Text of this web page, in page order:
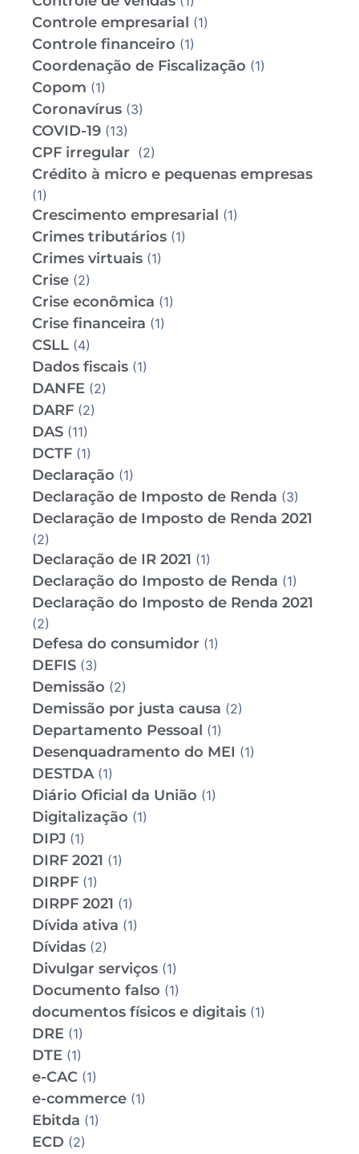
Controle empresarial (1)
Controle financeiro (1)
Coordenação de Fiscalização (1)
Copom (1)
Coronavírus (3)
COVID-19 (13)
CPF irregular (2)
Crédito à micro e pequenas empresas
(1)
Crescimento empresarial (1)
Crimes tributários (1)
Crimes virtuais (1)
Crise (2)
Crise econômica (1)
Crise financeira (1)
CSLL (4)
Dados fiscais (1)
DANFE (2)
DARF (2)
DAS (11)
DCTF (1)
Declaração (1)
Declaração de Imposto de Renda (3)
Declaração de Imposto de Renda 2021
(2)
Declaração de IR 2021 (1)
Declaração do Imposto de Renda (1)
Declaração do Imposto de Renda 2021
(2)
Defesa do consumidor (1)
DEFIS (3)
Demissão (2)
Demissão por justa causa (2)
Departamento Pessoal (1)
Desenquadramento do MEI (1)
DESTDA(1)
Diário Oficial da União (1)
Digitalização (1)
DIPJ (1)
DIRF 2021 (1)
DIRPF (1)
DIRPF 2021 (1)
Dívida ativa (1)
Dívidas (2)
Divulgar serviços (1)
Documento falso (1)
documentos físicos e digitais (1)
DRE (1)
DTE (1)
e-CAC (1)
e-commerce (1)
Ebitda (1)
ECD (2)